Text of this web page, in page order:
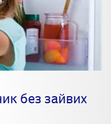
без зайвих